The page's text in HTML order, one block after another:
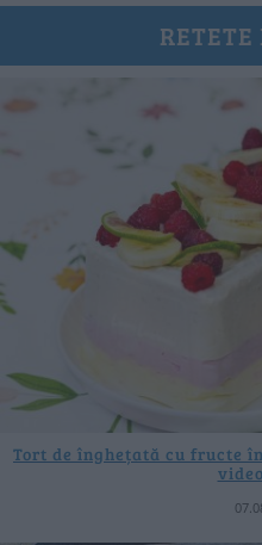
RETETE
Tort de înghețată cu fructe